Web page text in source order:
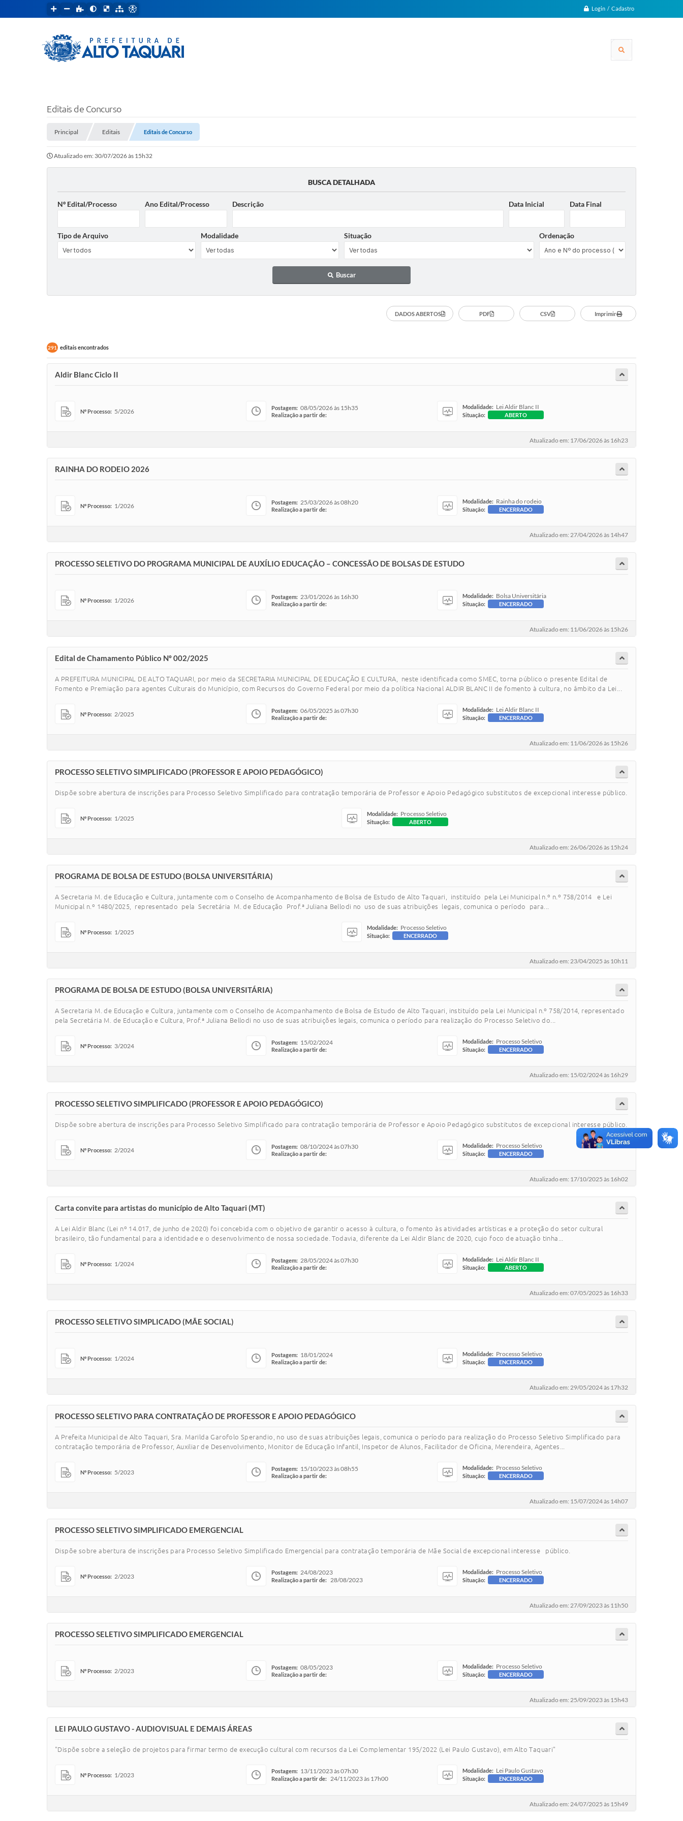
Login / Cadastro
Editais de Concurso
Principal Editais Editais de Concurso
Atualizado em: 30/07/2026 às 15h32
BUSCA DETALHADA
Nº Edital/Processo Ano Edital/Processo Descrição Data Inicial Data Final
Tipo de Arquivo Modalidade Situação Ordenação
Buscar
DADOS ABERTOS PDF CSV Imprimir
291 editais encontrados
Aldir Blanc Ciclo II
Nº Processo: 5/2026 Postagem: 08/05/2026 às 15h35
Realização a partir de:
Modalidade: Lei Aldir Blanc II
Situação: ABERTO
Atualizado em: 17/06/2026 às 16h23
RAINHA DO RODEIO 2026
Nº Processo: 1/2026 Postagem: 25/03/2026 às 08h20
Realização a partir de:
Modalidade: Rainha do rodeio
Situação: ENCERRADO
Atualizado em: 27/04/2026 às 14h47
PROCESSO SELETIVO DO PROGRAMA MUNICIPAL DE AUXÍLIO EDUCAÇÃO – CONCESSÃO DE BOLSAS DE ESTUDO
Nº Processo: 1/2026 Postagem: 23/01/2026 às 16h30
Realização a partir de:
Modalidade: Bolsa Universitária
Situação: ENCERRADO
Atualizado em: 11/06/2026 às 15h26
Edital de Chamamento Público Nº 002/2025
A PREFEITURA MUNICIPAL DE ALTO TAQUARI, por meio da SECRETARIA MUNICIPAL DE EDUCAÇÃO E CULTURA, neste identificada como SMEC, torna público o presente Edital de
Fomento e Premiação para agentes Culturais do Município, com Recursos do Governo Federal por meio da política Nacional ALDIR BLANC II de fomento à cultura, no âmbito da Lei...
Nº Processo: 2/2025 Postagem: 06/05/2025 às 07h30
Realização a partir de:
Modalidade: Lei Aldir Blanc II
Situação: ENCERRADO
Atualizado em: 11/06/2026 às 15h26
PROCESSO SELETIVO SIMPLIFICADO (PROFESSOR E APOIO PEDAGÓGICO)
Dispõe sobre abertura de inscrições para Processo Seletivo Simplificado para contratação temporária de Professor e Apoio Pedagógico substitutos de excepcional interesse público.
Nº Processo: 1/2025
Modalidade: Processo Seletivo
Situação: ABERTO
Atualizado em: 26/06/2026 às 15h24
PROGRAMA DE BOLSA DE ESTUDO (BOLSA UNIVERSITÁRIA)
A Secretaria M. de Educação e Cultura, juntamente com o Conselho de Acompanhamento de Bolsa de Estudo de Alto Taquari, instituído pela Lei Municipal n.º n.º 758/2014 e Lei
Municipal n.º 1480/2025, representado pela Secretária M. de Educação Prof.ª Juliana Bellodi no uso de suas atribuições legais, comunica o período para...
Nº Processo: 1/2025
Modalidade: Processo Seletivo
Situação: ENCERRADO
Atualizado em: 23/04/2025 às 10h11
PROGRAMA DE BOLSA DE ESTUDO (BOLSA UNIVERSITÁRIA)
A Secretaria M. de Educação e Cultura, juntamente com o Conselho de Acompanhamento de Bolsa de Estudo de Alto Taquari, instituído pela Lei Municipal n.º 758/2014, representado
pela Secretária M. de Educação e Cultura, Prof.ª Juliana Bellodi no uso de suas atribuições legais, comunica o período para realização do Processo Seletivo do...
Nº Processo: 3/2024 Postagem: 15/02/2024
Realização a partir de:
Modalidade: Processo Seletivo
Situação: ENCERRADO
Atualizado em: 15/02/2024 às 16h29
PROCESSO SELETIVO SIMPLIFICADO (PROFESSOR E APOIO PEDAGÓGICO)
Dispõe sobre abertura de inscrições para Processo Seletivo Simplificado para contratação temporária de Professor e Apoio Pedagógico substitutos de excepcional interesse público.
Nº Processo: 2/2024 Postagem: 08/10/2024 às 07h30
Realização a partir de:
Modalidade: Processo Seletivo
Situação: ENCERRADO
Atualizado em: 17/10/2025 às 16h02
Carta convite para artistas do município de Alto Taquari (MT)
A Lei Aldir Blanc (Lei nº 14.017, de junho de 2020) foi concebida com o objetivo de garantir o acesso à cultura, o fomento às atividades artísticas e a proteção do setor cultural
brasileiro, tão fundamental para a identidade e o desenvolvimento de nossa sociedade. Todavia, diferente da Lei Aldir Blanc de 2020, cujo foco de atuação tinha...
Nº Processo: 1/2024 Postagem: 28/05/2024 às 07h30
Realização a partir de:
Modalidade: Lei Aldir Blanc II
Situação: ABERTO
Atualizado em: 07/05/2025 às 16h33
PROCESSO SELETIVO SIMPLICADO (MÃE SOCIAL)
Nº Processo: 1/2024 Postagem: 18/01/2024
Realização a partir de:
Modalidade: Processo Seletivo
Situação: ENCERRADO
Atualizado em: 29/05/2024 às 17h32
PROCESSO SELETIVO PARA CONTRATAÇÃO DE PROFESSOR E APOIO PEDAGÓGICO
A Prefeita Municipal de Alto Taquari, Sra. Marilda Garofolo Sperandio, no uso de suas atribuições legais, comunica o período para realização do Processo Seletivo Simplificado para
contratação temporária de Professor, Auxiliar de Desenvolvimento, Monitor de Educação Infantil, Inspetor de Alunos, Facilitador de Oficina, Merendeira, Agentes...
Nº Processo: 5/2023 Postagem: 15/10/2023 às 08h55
Realização a partir de:
Modalidade: Processo Seletivo
Situação: ENCERRADO
Atualizado em: 15/07/2024 às 14h07
PROCESSO SELETIVO SIMPLIFICADO EMERGENCIAL
Dispõe sobre abertura de inscrições para Processo Seletivo Simplificado Emergencial para contratação temporária de Mãe Social de excepcional interesse público.
Nº Processo: 2/2023 Postagem: 24/08/2023
Realização a partir de: 28/08/2023
Modalidade: Processo Seletivo
Situação: ENCERRADO
Atualizado em: 27/09/2023 às 11h50
PROCESSO SELETIVO SIMPLIFICADO EMERGENCIAL
Nº Processo: 2/2023 Postagem: 08/05/2023
Realização a partir de:
Modalidade: Processo Seletivo
Situação: ENCERRADO
Atualizado em: 25/09/2023 às 15h43
LEI PAULO GUSTAVO - AUDIOVISUAL E DEMAIS ÁREAS
"Dispõe sobre a seleção de projetos para firmar termo de execução cultural com recursos da Lei Complementar 195/2022 (Lei Paulo Gustavo), em Alto Taquari"
Nº Processo: 1/2023 Postagem: 13/11/2023 às 07h30
Realização a partir de: 24/11/2023 às 17h00
Modalidade: Lei Paulo Gustavo
Situação: ENCERRADO
Atualizado em: 24/07/2025 às 15h49